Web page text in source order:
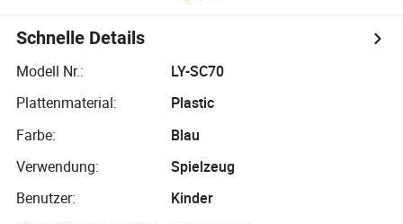
Roller
Kinder und
Schnelle Details
Modell Nr.:
LY-SC70
Plattenmaterial:
Plastic
Farbe:
Blau
Verwendung:
Spielzeug
Benutzer:
Kinder